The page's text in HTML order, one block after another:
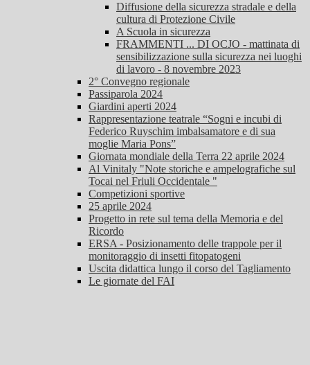
Diffusione della sicurezza stradale e della
cultura di Protezione Civile
A Scuola in sicurezza
FRAMMENTI ... DI OCJO - mattinata di
sensibilizzazione sulla sicurezza nei luoghi
di lavoro - 8 novembre 2023
2° Convegno regionale
Passiparola 2024
Giardini aperti 2024
Rappresentazione teatrale “Sogni e incubi di
Federico Ruyschim imbalsamatore e di sua
moglie Maria Pons”
Giornata mondiale della Terra 22 aprile 2024
Al Vinitaly "Note storiche e ampelografiche sul
Tocai nel Friuli Occidentale "
Competizioni sportive
25 aprile 2024
Progetto in rete sul tema della Memoria e del
Ricordo
ERSA - Posizionamento delle trappole per il
monitoraggio di insetti fitopatogeni
Uscita didattica lungo il corso del Tagliamento
Le giornate del FAI